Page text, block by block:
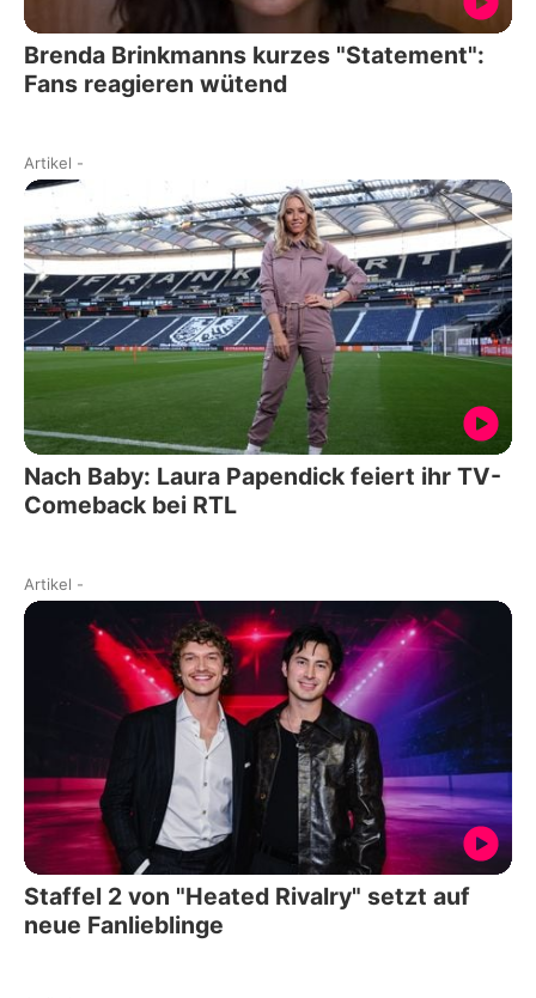
Brenda Brinkmanns kurzes "Statement":
Fans reagieren wütend
Artikel -
Nach Baby: Laura Papendick feiert ihr TV-
Comeback bei RTL
Artikel -
Staffel 2 von "Heated Rivalry" setzt auf
neue Fanlieblinge